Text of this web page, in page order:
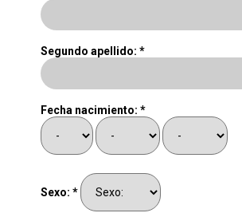
Segundo apellido: *
Fecha nacimiento: *
Sexo: *